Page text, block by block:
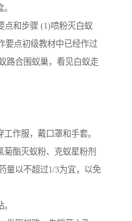
点和步骤 (1)喷粉灭白蚁
要点初级教材中已经作过
路合围蚁巢，看见白蚁走
作服，戴口罩和手套。
酯灭蚁粉、克蚁星粉剂
量以不超过1/3为宜，以免